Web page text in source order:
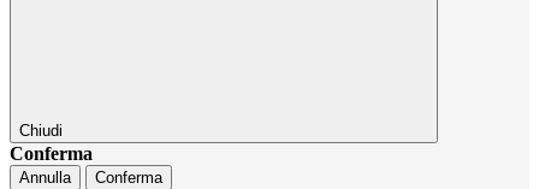
Chiudi
Conferma
Annulla Conferma